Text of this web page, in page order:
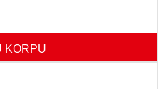
KORPU